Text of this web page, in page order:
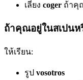
เลี่ยง coger ถ้าคุ
ถ้าคุณอยู่ในสเปนห
ให้เรียน:
รูป vosotros